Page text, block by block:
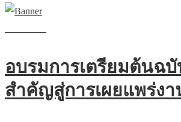
อบรมการเตรียมต้นฉ
สำคัญสู่การเผยแพร่ง